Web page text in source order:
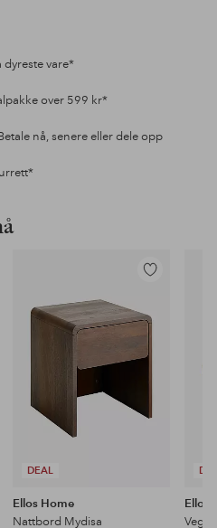
dyreste vare*
over 599 kr*
nå, senere eller dele opp
DEAL
Legg
favoritter
Ellos Home
Nattbord Mydisa
Ellos